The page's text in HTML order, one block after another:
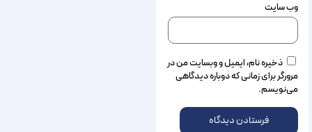
وب‌ سایت
ذخیره نام، ایمیل و وبسایت من در
مرورگر برای زمانی که دوباره دیدگاهی
می‌نویسم.